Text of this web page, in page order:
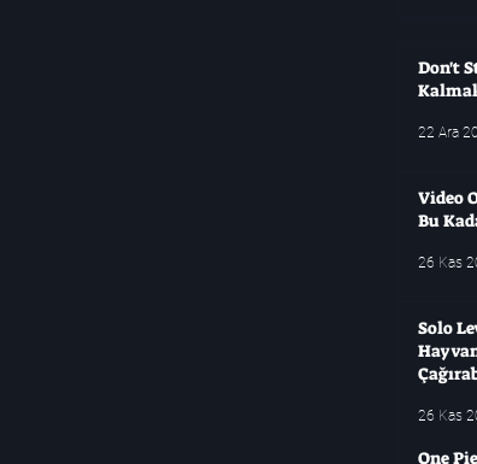
Don't
22 Ara
Video
Bu
26 Kas
Solo
26 Kas
One